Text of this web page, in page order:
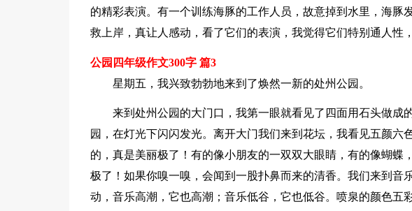
的精彩表演。有一个训练海豚的工作人员，故意掉到水里，海豚
救上岸，真让人感动，看了它们的表演，我觉得它们特别通人性
公园四年级作文300字 篇3
星期五，我兴致勃勃地来到了焕然一新的处州公园。
来到处州公园的大门口，我第一眼就看见了四面用石头做
园，在灯光下闪闪发光。离开大门我们来到花坛，我看见五颜六
的，真是美丽极了！有的像小朋友的一双双大眼睛，有的像蝴蝶
极了！如果你嗅一嗅，会闻到一股扑鼻而来的清香。我们来到音
动，音乐高潮，它也高潮；音乐低谷，它也低谷。喷泉的颜色五